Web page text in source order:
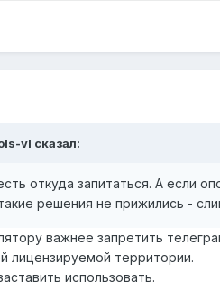
vl сказал:
откуда запитаться. А если
решения не прижились -
важнее запретить
лицензируемой территории.
использовать.